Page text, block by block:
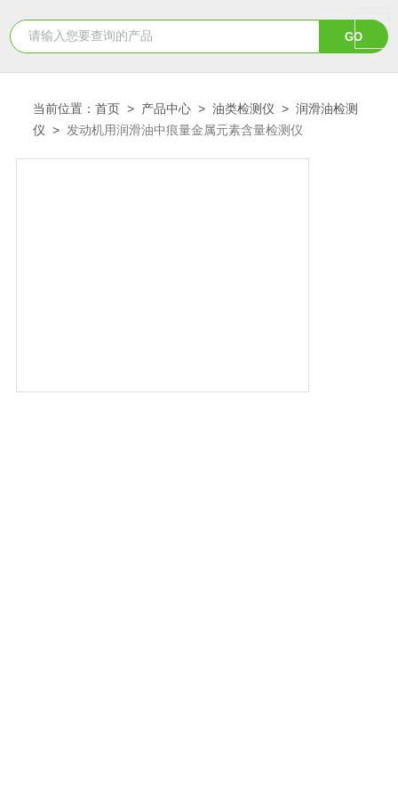
当前位置：首页 > 产品中心 >油类检测仪 >润滑油检测
仪 > 发动机用润滑油中痕量金属元素含量检测仪